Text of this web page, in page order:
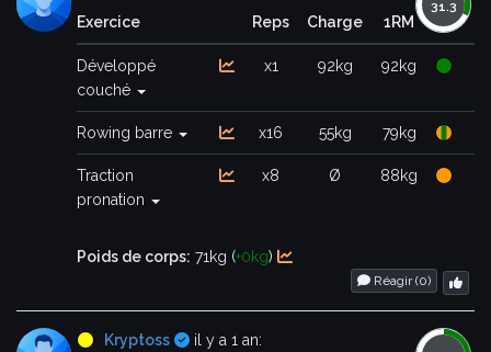
Exercice
Reps Charge 1RM
Développé
couché
x1 92kg 92kg
Rowing barre x16 55kg 79kg
Traction
pronation
x8 Ø 88kg
Poids de corps: 71kg (+0kg)
Réagir (0)
Kryptoss Certifié
il y a 1 an: